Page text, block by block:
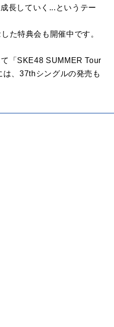
長していく...というテー
た特典会も開催中です。
「SKE48 SUMMER Tour
、37thシングルの発売も